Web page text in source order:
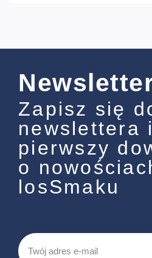
Zapisz się
newslettera
pierwszy
o
losSmaku